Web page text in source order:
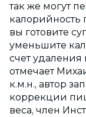
так же могут
калорийность
вы готовите
уменьшите
счет
отмечает
к.м.н., автор
коррекции
веса, член